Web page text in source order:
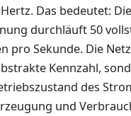
Das bedeutet: Die
durchläuft 50
pro Sekunde. Die
Kennzahl,
des
und